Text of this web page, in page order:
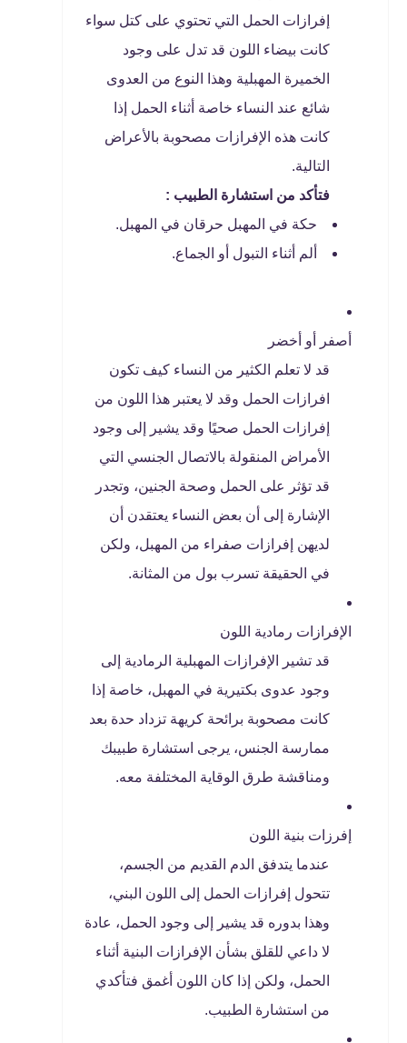
إفرازات الحمل التي تحتوي على كتل سواء
كانت بيضاء اللون قد تدل على وجود
الخميرة المهبلية وهذا النوع من العدوى
شائع عند النساء خاصة أثناء الحمل إذا
كانت هذه الإفرازات مصحوبة بالأعراض
التالية.
فتأكد من استشارة الطبيب :
حكة في المهبل حرقان في المهبل.
ألم أثناء التبول أو الجماع.
أصفر أو أخضر
قد لا تعلم الكثير من النساء كيف تكون
افرازات الحمل وقد لا يعتبر هذا اللون من
إفرازات الحمل صحيًا وقد يشير إلى وجود
الأمراض المنقولة بالاتصال الجنسي التي
قد تؤثر على الحمل وصحة الجنين، وتجدر
الإشارة إلى أن بعض النساء يعتقدن أن
لديهن إفرازات صفراء من المهبل، ولكن
في الحقيقة تسرب بول من المثانة.
الإفرازات رمادية اللون
قد تشير الإفرازات المهبلية الرمادية إلى
وجود عدوى بكتيرية في المهبل، خاصة إذا
كانت مصحوبة برائحة كريهة تزداد حدة بعد
ممارسة الجنس، يرجى استشارة طبيبك
ومناقشة طرق الوقاية المختلفة معه.
إفرزات بنية اللون
عندما يتدفق الدم القديم من الجسم،
تتحول إفرازات الحمل إلى اللون البني،
وهذا بدوره قد يشير إلى وجود الحمل، عادة
لا داعي للقلق بشأن الإفرازات البنية أثناء
الحمل، ولكن إذا كان اللون أغمق فتأكدي
من استشارة الطبيب.